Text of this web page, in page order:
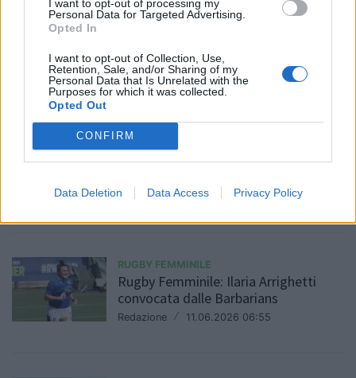
I want to opt-out of processing my
Personal Data for Targeted Advertising.
Opted In
I want to opt-out of Collection, Use,
Retention, Sale, and/or Sharing of my
Personal Data that Is Unrelated with the
Purposes for which it was collected.
Opted Out
CONFIRM
Data Deletion Data Access Privacy Policy
NAZIONALI GIOVANILI
l'Inghilterra a Calvisano
Redazione / 11.06.2026 14:33
Verona Rugby riparte: attività e nuovo
Redazione / 11.06.2026 13:47
RUGBY FEMMINILE
Rugby Femminile: Ilaria Arrighetti
convocata dalle Barbarians
Redazione / 11.06.2026 06:55